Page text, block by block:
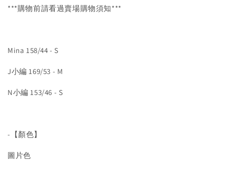
***購物前請看過賣場購物須知***
Mina 158/44 - S
J小編 169/53 - M
N小編 153/46 - S
-【顏色】
圖片色